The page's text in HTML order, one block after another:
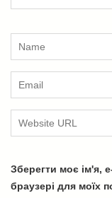
Зберегти моє ім'я,
браузері для моїх